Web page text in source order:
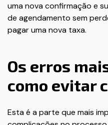
uma nova confirmação e
de agendamento sem
pagar uma nova taxa.
Os erros
como evitar
Esta é a parte que mais